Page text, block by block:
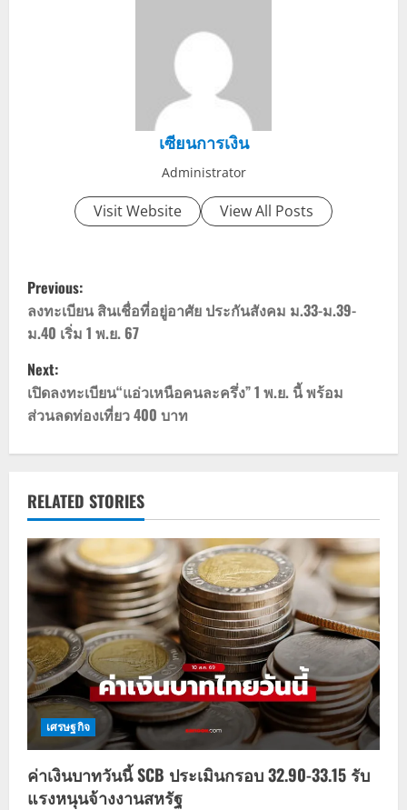
เซียนการเงิน
Administrator
Visit Website View All Posts
P
o
s
t
n
v
i
g
a
t
i
o
n
Previous:
ลงทะเบียน สินเชื่อที่อยู่อาศัย ประกันสังคม ม.33-ม.39-
ม.40 เริ่ม 1 พ.ย. 67
Next:
เปิดลงทะเบียน“แอ่วเหนือคนละครึ่ง” 1 พ.ย. นี้ พร้อม
ส่วนลดท่องเที่ยว 400 บาท
RELATED STORIES
เศรษฐกิจ
ค่าเงินบาทวันนี้ SCB ประเมินกรอบ 32.90-33.15 รับ
แรงหนุนจ้างงานสหรัฐ